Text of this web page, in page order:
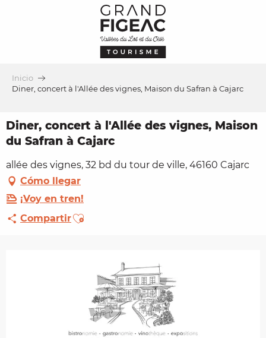
Inicio
Diner, concert à l'Allée des vignes, Maison du Safran à Cajarc
Diner, concert à l'Allée des vignes, Maison
du Safran à Cajarc
allée des vignes, 32 bd du tour de ville, 46160 Cajarc
Cómo llegar
¡Voy en tren!
CompartirAjouter aux favoris